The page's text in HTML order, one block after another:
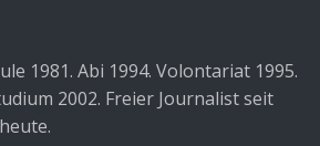
1981. Abi 1994. Volontariat 1995.
2002. Freier Journalist seit